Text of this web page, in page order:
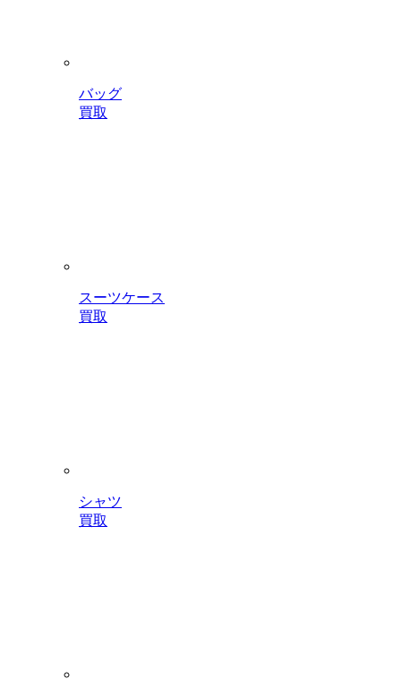
バッグ
買取
スーツケース
買取
シャツ
買取